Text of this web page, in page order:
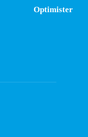
Optimister